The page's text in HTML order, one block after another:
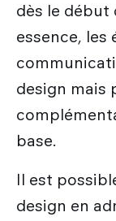
dès le début
essence,
design mais
base.
Il est
design en